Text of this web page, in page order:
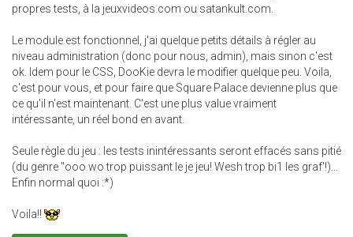
propres tests, à la jeuxvideos.com ou satankult.com.
Le module est fonctionnel, j'ai quelque petits détails à régler au
niveau administration (donc pour nous, admin), mais sinon c'est
ok. Idem pour le CSS, DooKie devra le modifier quelque peu. Voila,
c'est pour vous, et pour faire que Square Palace devienne plus que
ce qu'il n'est maintenant. C'est une plus value vraiment
intéressante, un réel bond en avant.
Seule règle du jeu : les tests inintéressants seront effacés sans pitié
(du genre "ooo wo trop puissant le je jeu! Wesh trop bi1 les graf'!)...
Enfin normal quoi :*)
Voila!!